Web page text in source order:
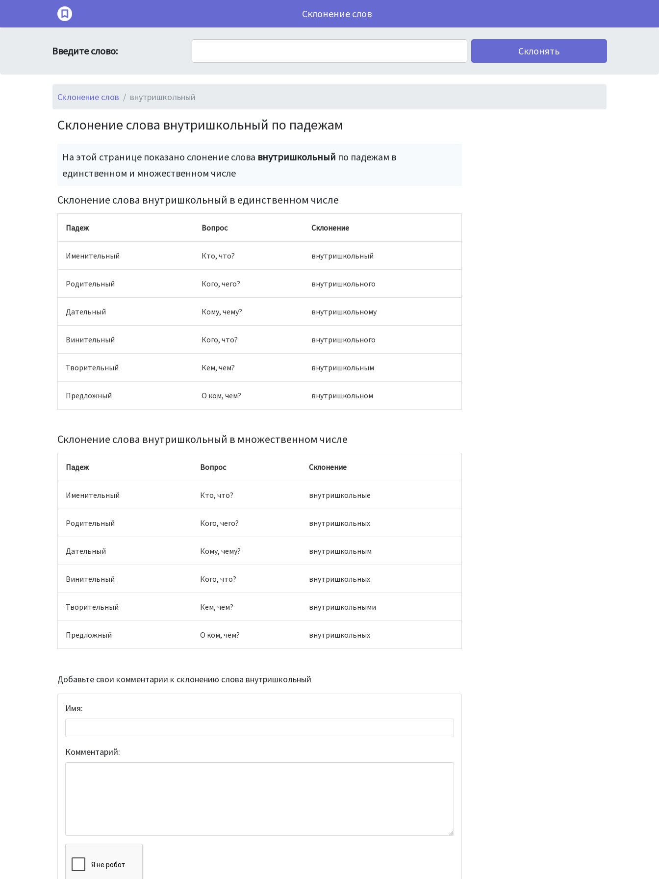
Склонение слов
Введите слово:
Склонение слов внутришкольный
Склонение слова внутришкольный по падежам
На этой странице показано слонение слова внутришкольный по падежам в
единственном и множественном числе
Склонение слова внутришкольный в единственном числе
Падеж Вопрос Склонение
Именительный Кто, что? внутришкольный
Родительный Кого, чего? внутришкольного
Дательный Кому, чему? внутришкольному
Винительный Кого, что? внутришкольного
Творительный Кем, чем? внутришкольным
Предложный О ком, чем? внутришкольном
Склонение слова внутришкольный в множественном числе
Падеж Вопрос Склонение
Именительный Кто, что? внутришкольные
Родительный Кого, чего? внутришкольных
Дательный Кому, чему? внутришкольным
Винительный Кого, что? внутришкольных
Творительный Кем, чем? внутришкольными
Предложный О ком, чем? внутришкольных
Добавьте свои комментарии к склонению слова внутришкольный
Имя:
Комментарий: